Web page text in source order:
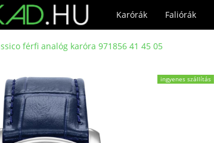
Karórák Faliórák
férfi analóg karóra 971856 41 45 05
ingyenes szállítás